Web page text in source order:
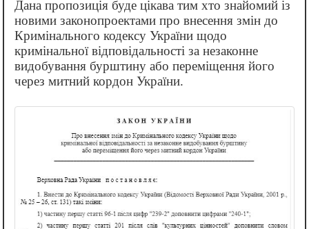
Дана пропозиція буде цікава тим хто знайомий із
новими законопроектами про внесення змін до
Кримінального кодексу України щодо
кримінальної відповідальності за незаконне
видобування бурштину або переміщення його
через митний кордон України.